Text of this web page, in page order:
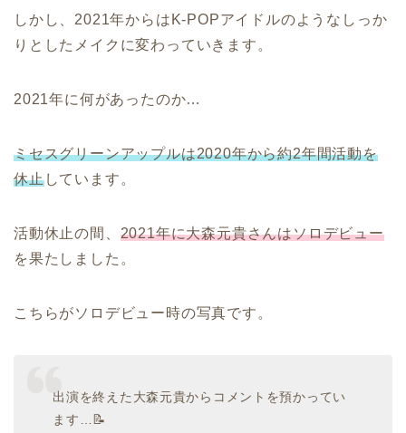
しかし、2021年からはK-POPアイドルのようなしっか
りとしたメイクに変わっていきます。
2021年に何があったのか…
ミセスグリーンアップルは2020年から約2年間活動を
休止しています。
活動休止の間、 2021年に大森元貴さんはソロデビュー
を果たしました。
こちらがソロデビュー時の写真です。
出演を終えた大森元貴からコメントを預かってい
ます…📝